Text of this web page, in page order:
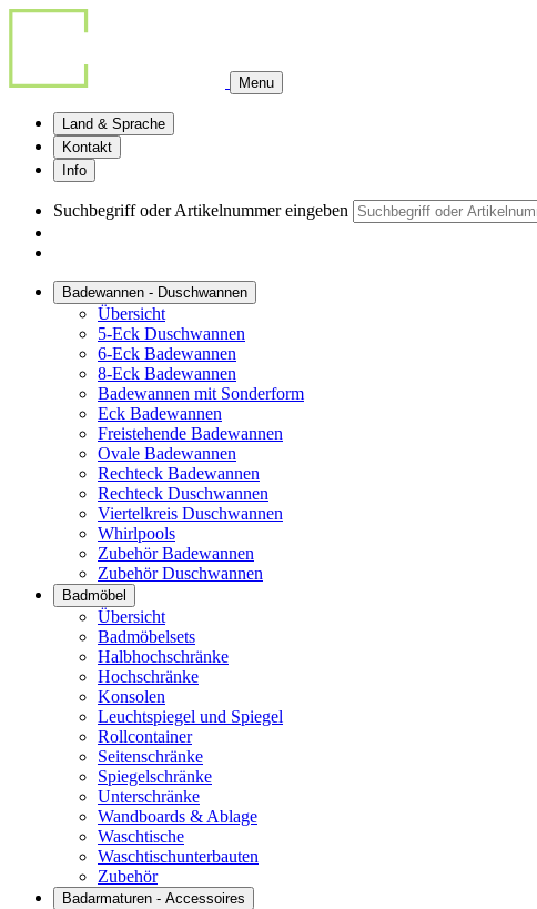
Menu
Land & Sprache
Kontakt
Info
Suchbegriff oder Artikelnummer eingeben
Badewannen - Duschwannen
Übersicht
5-Eck Duschwannen
6-Eck Badewannen
8-Eck Badewannen
Badewannen mit Sonderform
Eck Badewannen
Freistehende Badewannen
Ovale Badewannen
Rechteck Badewannen
Rechteck Duschwannen
Viertelkreis Duschwannen
Whirlpools
Zubehör Badewannen
Zubehör Duschwannen
Badmöbel
Übersicht
Badmöbelsets
Halbhochschränke
Hochschränke
Konsolen
Leuchtspiegel und Spiegel
Rollcontainer
Seitenschränke
Spiegelschränke
Unterschränke
Wandboards & Ablage
Waschtische
Waschtischunterbauten
Zubehör
Badarmaturen - Accessoires